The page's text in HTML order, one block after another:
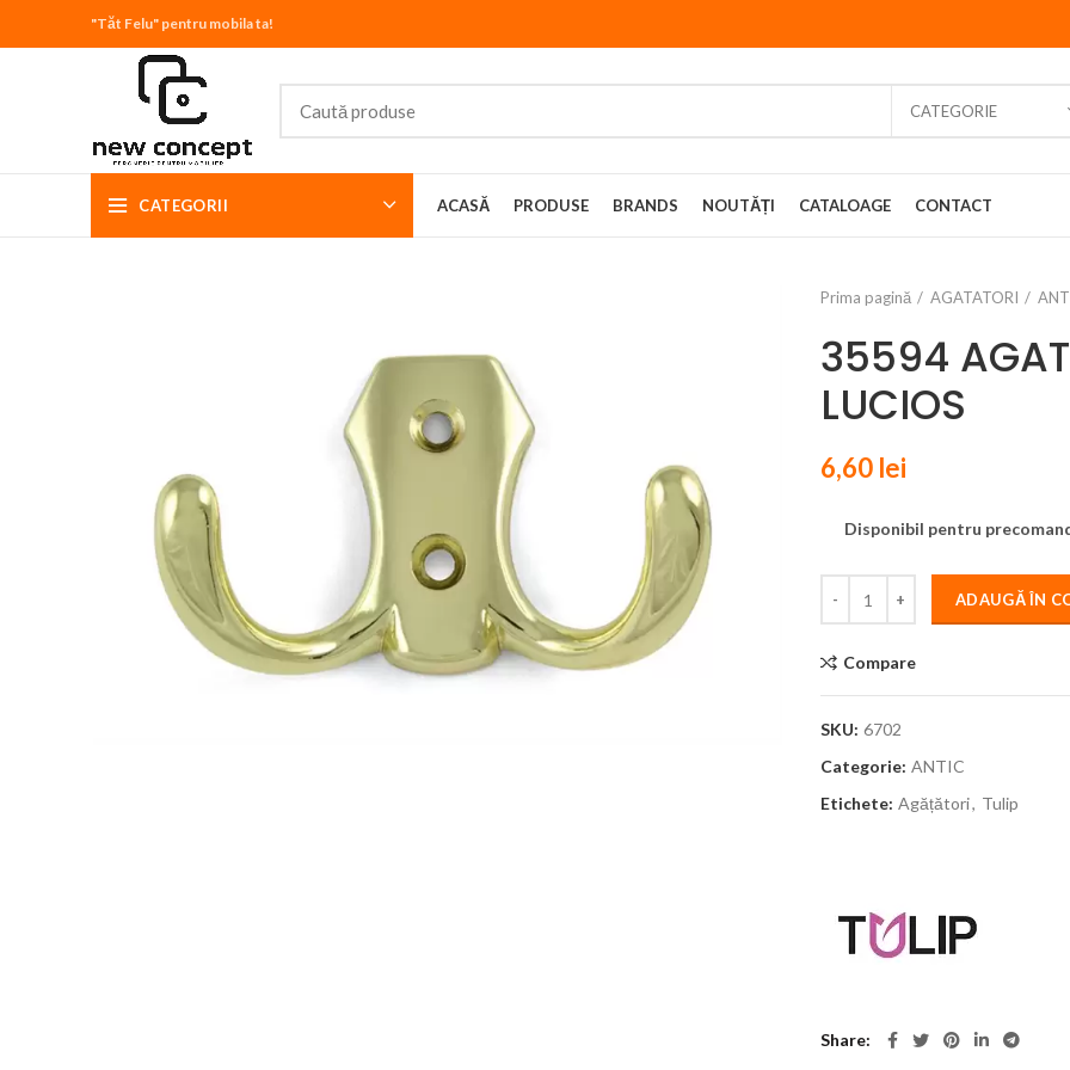
"Tăt Felu" pentru mobila ta!
CATEGORIE
CATEGORII ACASĂ PRODUSE BRANDS NOUTĂȚI CATALOAGE CONTACT
Prima pagină AGATATORI
35594
LUCIOS
6,60 lei
Disponibil pentru
ADAUGĂ ÎN
Compare
SKU: 6702
Categorie: ANTIC
Etichete: Agățători, Tulip
Share